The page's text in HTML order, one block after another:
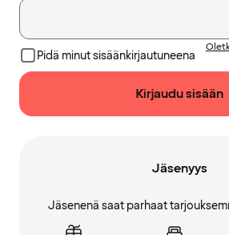
Pidä minut sisäänkirjautuneena
Kirjaudu sisään
Jäsenyys
Jäsenenä saat parhaat